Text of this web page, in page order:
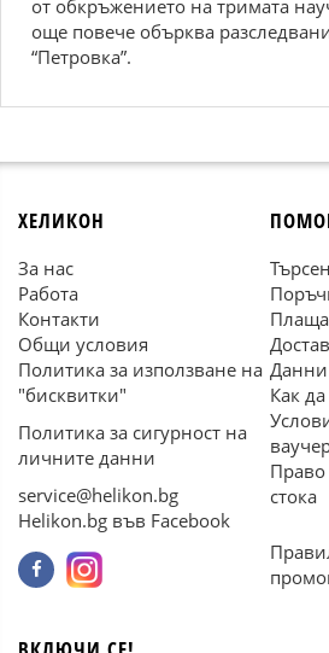
от обкръжението на тримата
още повече обърква
“Петровка”.
ХЕЛИКОН
За нас
Работа
Контакти
Общи условия
Политика за използване на
"бисквитки"
Политика за сигурност на
личните данни
service@helikon.bg
Helikon.bg във Facebook
Данни
Как
Право
стока